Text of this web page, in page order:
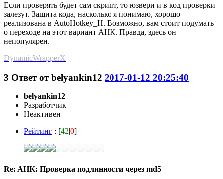
Если проверять будет сам скрипт, то юзвери и в код проверки
залезут. Защита кода, насколько я понимаю, хорошо
реализована в AutoHotkey_H. Возможно, вам стоит подумать
о переходе на этот вариант АНК. Правда, здесь он
непопулярен.
DynamicWrapperX
3 Ответ отbelyankin12 2017-01-12 20:25:40
belyankin12
Разработчик
Неактивен
Рейтинг : [42|0]
Re: AHK: Проверка подлинности через md5